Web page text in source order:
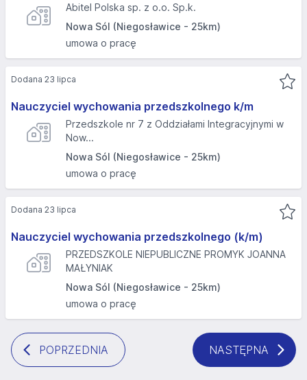
Abitel Polska sp. z o.o. Sp.k.
Nowa Sól (Niegosławice - 25km)
umowa o pracę
Nauczyciel wychowania przedszkolnego k/m
Przedszkole nr 7 z Oddziałami Integracyjnymi w
Now...
Nowa Sól (Niegosławice - 25km)
umowa o pracę
Dodana 23 lipca
Nauczyciel wychowania przedszkolnego (k/m)
PRZEDSZKOLE NIEPUBLICZNE PROMYK JOANNA
MAŁYNIAK
Nowa Sól (Niegosławice - 25km)
umowa o pracę
Dodana 23 lipca
POPRZEDNIA NASTĘPNA